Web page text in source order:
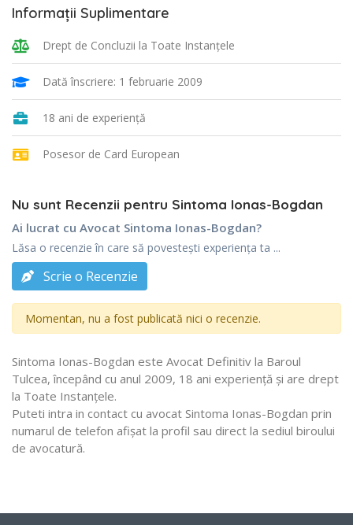
Informații Suplimentare
Drept de Concluzii la Toate Instanţele
Dată înscriere: 1 februarie 2009
18 ani de experiență
Posesor de Card European
Nu sunt Recenzii pentru Sintoma Ionas-Bogdan
Ai lucrat cu Avocat Sintoma Ionas-Bogdan?
Lăsa o recenzie în care să povestești experiența ta ...
Scrie o Recenzie
Momentan, nu a fost publicată nici o recenzie.
Sintoma Ionas-Bogdan este Avocat Definitiv la Baroul
Tulcea, începând cu anul 2009, 18 ani experiență și are drept
la Toate Instanţele.
Puteti intra in contact cu avocat Sintoma Ionas-Bogdan prin
numarul de telefon afișat la profil sau direct la sediul biroului
de avocatură.